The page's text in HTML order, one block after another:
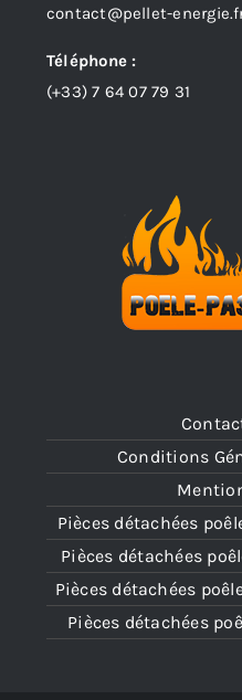
Conditions
Pièces détachées
Pièces détachées
Pièces détachées
Pièces détachées
contact@pellet-
Téléphone :
(+33)7 64 07 79 31